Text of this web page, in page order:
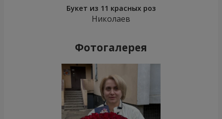
Букет из 11 красных роз
Николаев
Фотогалерея